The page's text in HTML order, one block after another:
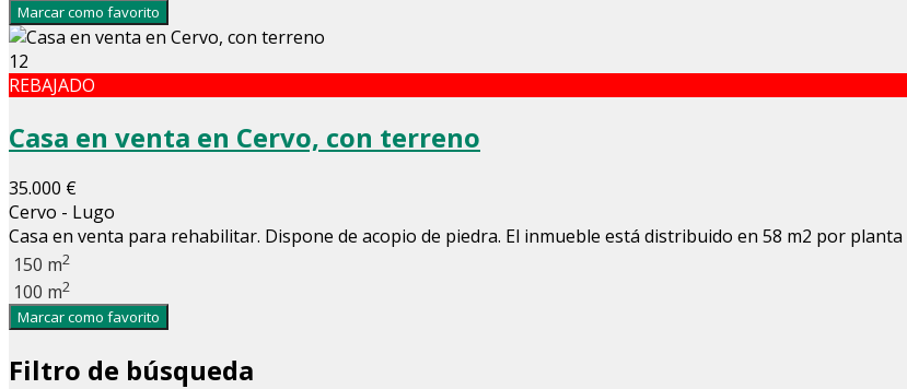
Marcar como favorito
12
REBAJADO
Casa en venta en Cervo, con terreno
35.000 €
Cervo - Lugo
Casa en venta para rehabilitar. Dispone de acopio de piedra. El inmueble está distribuido en 58 m2 por planta
150 m2
100 m2
Marcar como favorito
Filtro de búsqueda